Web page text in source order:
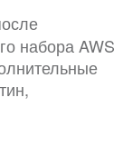
набора AWS